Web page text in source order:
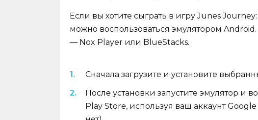
Если вы хотите сыграть в игру Junes
можно воспользоваться эмулятором
— Nox Player или BlueStacks.
Сначала загрузите и установите
После установки запустите эмулятор и
Play Store, используя ваш аккаунт